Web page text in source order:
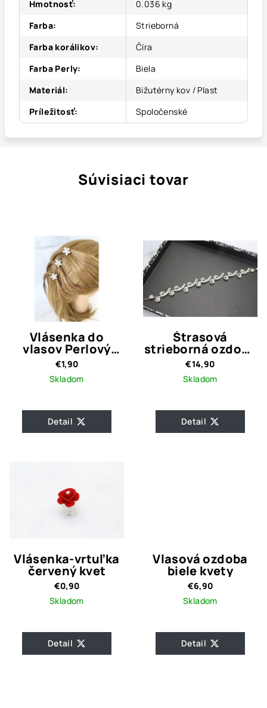
Hmotnosť:
0.036 kg
Farba:
Strieborná
Farba korálikov:
Číra
Farba Perly:
Biela
Materiál:
Bižutérny kov / Plast
Príležitosť: Spoločenské
Súvisiaci tovar
Vlásenka do
vlasov Perlový
kvet
€1,90
Skladom
Detail
Štrasová
strieborná ozdoba
s perličkami Navy
Silver
€14,90
Skladom
Detail
Vlásenka-vrtuľka
červený kvet
€0,90
Skladom
Detail
Vlasová ozdoba
biele kvety
€6,90
Skladom
Detail